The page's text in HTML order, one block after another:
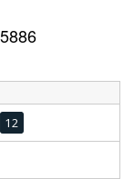
12